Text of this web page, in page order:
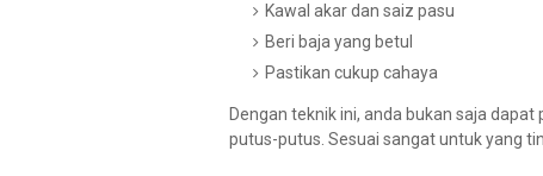
Kawal akar dan saiz pasu
Beri baja yang betul
Pastikan cukup cahaya
Dengan teknik ini, anda bukan saja
putus-putus. Sesuai sangat untuk yang